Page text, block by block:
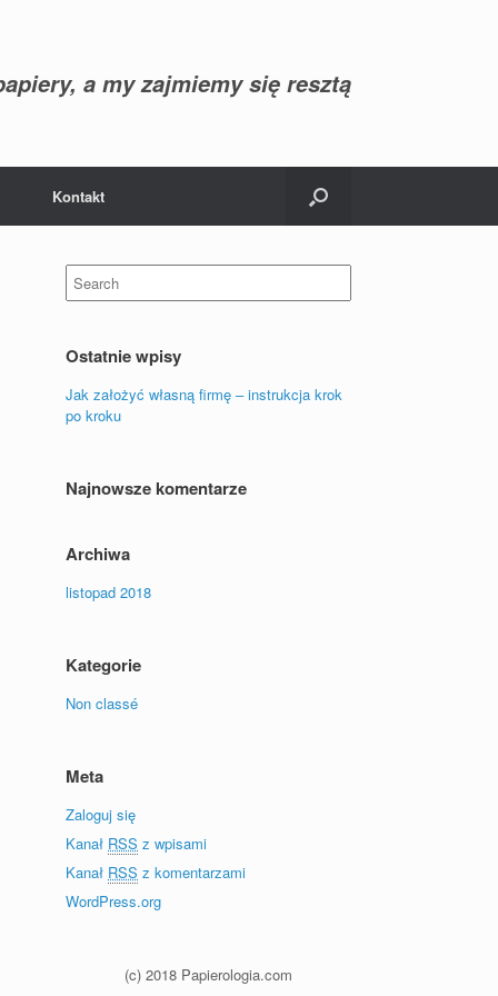
a my zajmiemy się resztą
Kontakt
Search
for:
Ostatnie wpisy
Jak założyć własną firmę – instrukcja krok
po kroku
Najnowsze komentarze
Archiwa
listopad 2018
Kategorie
Non classé
Meta
Zaloguj się
Kanał RSS z wpisami
Kanał RSS z komentarzami
WordPress.org
(c) 2018 Papierologia.com